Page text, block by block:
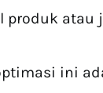
produk atau
ini